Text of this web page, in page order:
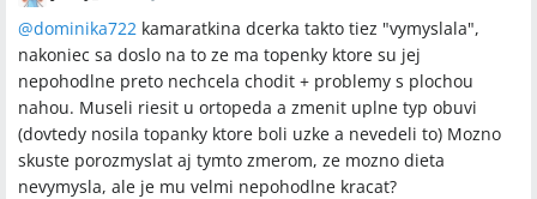
@dominika722 kamaratkina dcerka takto tiez "vymyslala",
nakoniec sa doslo na to ze ma topenky ktore su jej
nepohodlne preto nechcela chodit + problemy s plochou
nahou. Museli riesit u ortopeda a zmenit uplne typ obuvi
(dovtedy nosila topanky ktore boli uzke a nevedeli to) Mozno
skuste porozmyslat aj tymto zmerom, ze mozno dieta
nevymysla, ale je mu velmi nepohodlne kracat?